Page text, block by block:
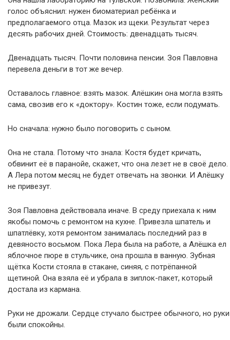
голос объяснил: нужен биоматериал ребёнка и
предполагаемого отца. Мазок из щеки. Результат через
десять рабочих дней. Стоимость: двенадцать тысяч.
Двенадцать тысяч. Почти половина пенсии. Зоя Павловна
перевела деньги в тот же вечер.
Оставалось главное: взять мазок. Алёшкин она могла взять
сама, свозив его к «доктору». Костин тоже, если подумать.
Но сначала: нужно было поговорить с сыном.
Она не стала. Потому что знала: Костя будет кричать,
обвинит её в паранойе, скажет, что она лезет не в своё дело.
А Лера потом месяц не будет отвечать на звонки. И Алёшку
не привезут.
Зоя Павловна действовала иначе. В среду приехала к ним
якобы помочь с ремонтом на кухне. Привезла шпатель и
шпатлёвку, хотя ремонтом занималась последний раз в
девяносто восьмом. Пока Лера была на работе, а Алёшка ел
яблочное пюре в стульчике, она прошла в ванную. Зубная
щётка Кости стояла в стакане, синяя, с потрёпанной
щетиной. Она взяла её и убрала в зиплок-пакет, который
достала из кармана.
Руки не дрожали. Сердце стучало быстрее обычного, но руки
были спокойны.